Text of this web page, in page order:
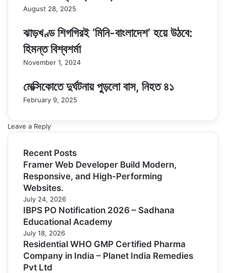
August 28, 2025
ঝাড়খণ্ড শিগগিরই ‘মিনি-বাংলাদেশ’ হয়ে উঠবে:
হিমন্ত বিশ্বশর্মা
November 1, 2024
মেক্সিকোতে দুর্ঘটনায় পুড়লো বাস, নিহত ৪১
February 9, 2025
Leave a Reply
Recent Posts
Framer Web Developer Build Modern,
Responsive, and High-Performing
Websites.
July 24, 2026
IBPS PO Notification 2026 – Sadhana
Educational Academy
July 18, 2026
Residential WHO GMP Certified Pharma
Company in India – Planet India Remedies
Pvt Ltd